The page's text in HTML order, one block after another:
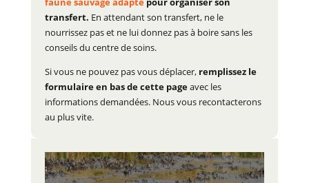
transfert. En attendant son transfert, ne le
nourrissez pas et ne lui donnez pas à boire sans les
conseils du centre de soins.
Si vous ne pouvez pas vous déplacer, remplissez le
formulaire en bas de cette pageavec les
informations demandées. Nous vous recontacterons
au plus vite.